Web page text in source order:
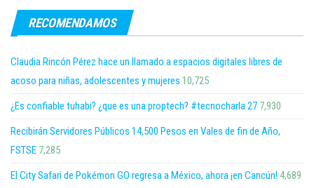
RECOMENDAMOS
Claudia Rincón Pérez hace un llamado a espacios digitales libres de
acoso para niñas, adolescentes y mujeres 10,725
¿Es confiable tuhabi? ¿que es una proptech? #tecnocharla 27 7,930
Recibirán Servidores Públicos 14,500 Pesos en Vales de fin de Año,
FSTSE 7,285
El City Safari de Pokémon GO regresa a México, ahora ¡en Cancún! 4,689